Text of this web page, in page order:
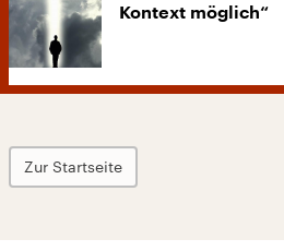
Kontext möglich“
Zur Startseite